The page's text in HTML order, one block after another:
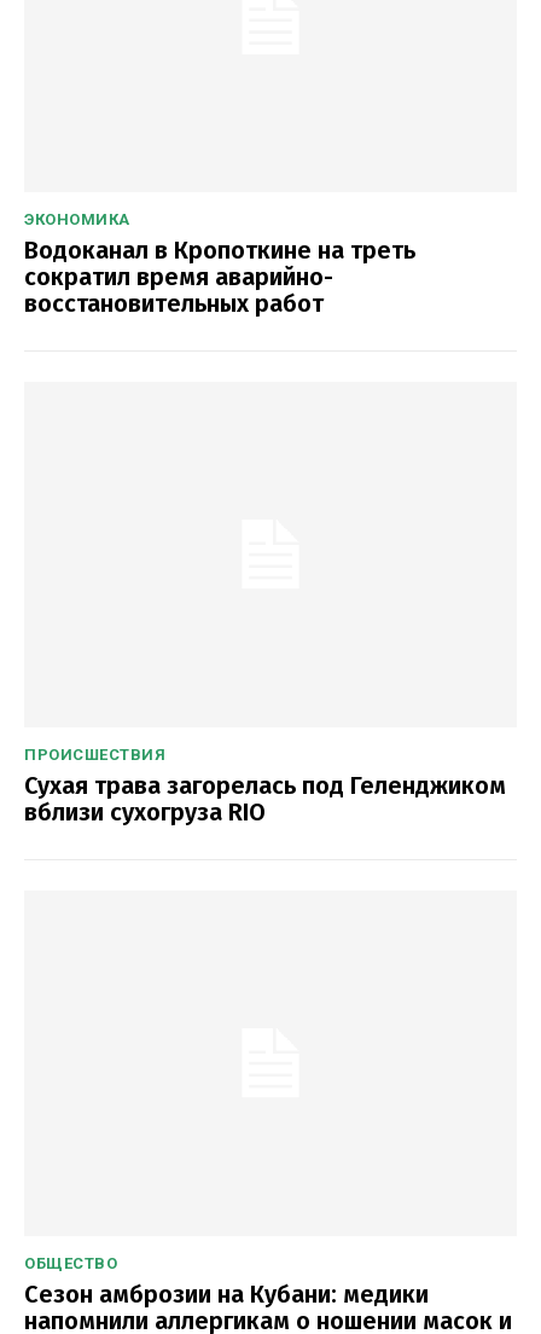
ЭКОНОМИКА
Водоканал в Кропоткине на треть
сократил время аварийно-
восстановительных работ
ПРОИСШЕСТВИЯ
Сухая трава загорелась под Геленджиком
вблизи сухогруза RIO
ОБЩЕСТВО
Сезон амброзии на Кубани: медики
напомнили аллергикам о ношении масок и